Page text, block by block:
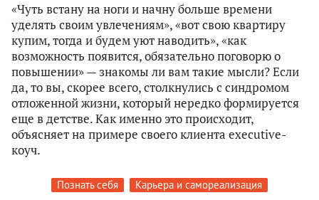
«Чуть встану на ноги и начну больше времени
уделять своим увлечениям», «вот свою квартиру
купим, тогда и будем уют наводить», «как
возможность появится, обязательно поговорю о
повышении» — знакомы ли вам такие мысли? Если
да, то вы, скорее всего, столкнулись с синдромом
отложенной жизни, который нередко формируется
еще в детстве. Как именно это происходит,
объясняет на примере своего клиента executive-
коуч.
Познать себя Карьера и самореализация